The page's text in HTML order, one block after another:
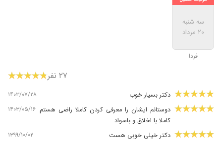
سه شنبه
۲۰ مرداد
فردا
۲۷ نفر
دکتر بسیار خوب ۱۴۰۳/۰۷/۲۸
دوستانم ایشان را معرفی کردن کاملا راضی هستم
کاملا با اخلاق و باسواد
۱۴۰۳/۰۵/۱۶
دکتر خیلی خوبی هست ۱۳۹۹/۱۰/۰۲